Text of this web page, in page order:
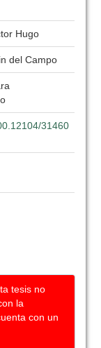
Hugo
del Campo
31460
tesis no
la
con un